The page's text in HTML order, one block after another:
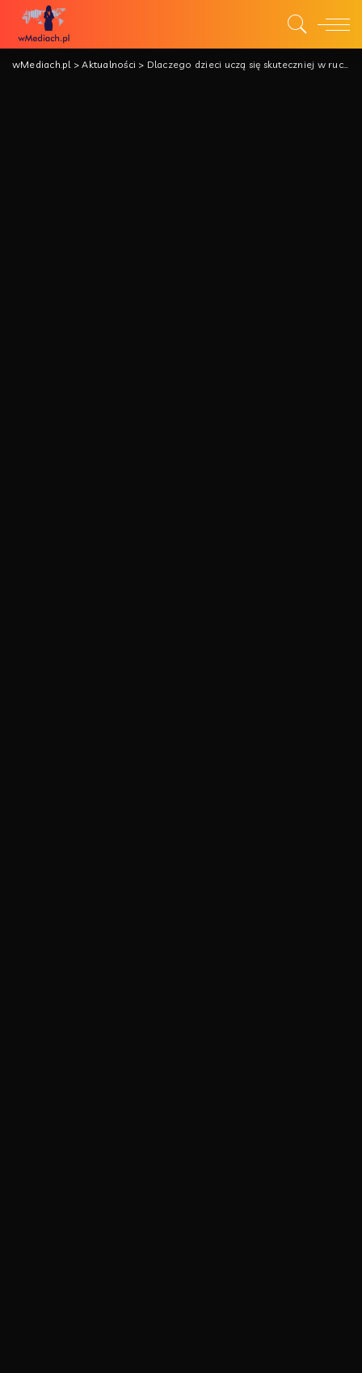
wMediach.pl>Aktualności > Dlaczego dzieci uczą się skuteczniej w ruchu? Co mówią badania i obserwacje nauczycieli